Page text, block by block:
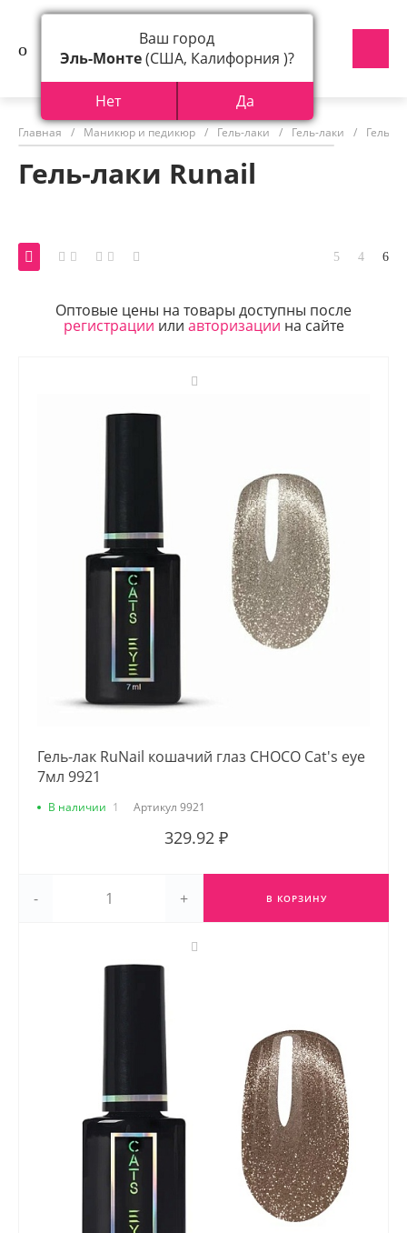
Главная / Маникюр и педикюр / Гель-лаки / Гель-лаки / Гель-
Гель-лаки Runail
Оптовые цены на товары доступны после
регистрации или авторизации на сайте
Гель-лак RuNail кошачий глаз CHOCO Cat's eye
7мл 9921
В наличии 1 Артикул 9921
329.92 ₽
- + В КОРЗИНУ
Ваш город
Эль-Монте(США, Калифорния )?
Нет Да